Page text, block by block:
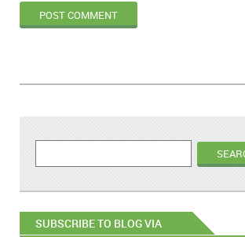
SUBSCRIBE TO BLOG VIA